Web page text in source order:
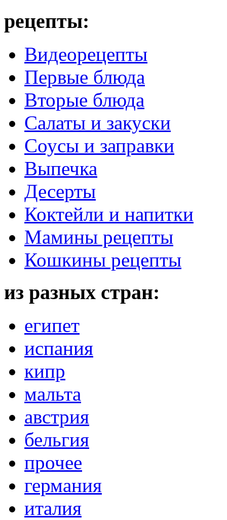
рецепты:
Видеорецепты
Первые блюда
Вторые блюда
Салаты и закуски
Соусы и заправки
Выпечка
Десерты
Коктейли и напитки
Мамины рецепты
Кошкины рецепты
из разных стран:
египет
испания
кипр
мальта
австрия
бельгия
прочее
германия
италия